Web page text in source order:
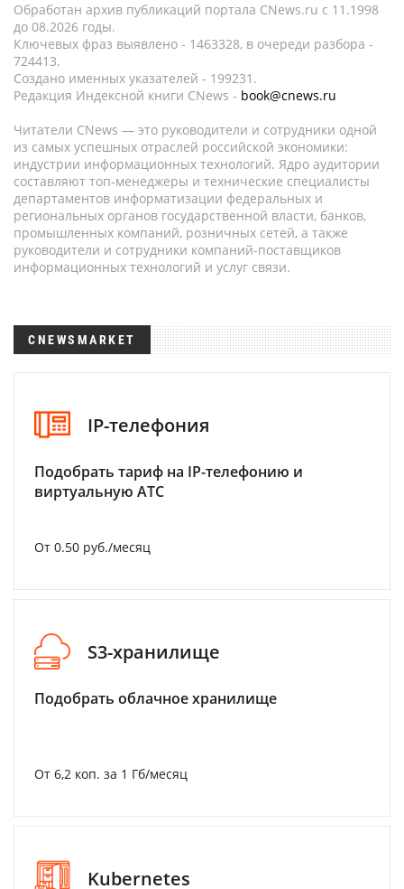
Обработан архив публикаций портала CNews.ru c 11.1998
до 08.2026 годы.
Ключевых фраз выявлено - 1463328, в очереди разбора -
724413.
Создано именных указателей - 199231.
Редакция Индексной книги CNews - book@cnews.ru
Читатели CNews — это руководители и сотрудники одной
из самых успешных отраслей российской экономики:
индустрии информационных технологий. Ядро аудитории
составляют топ-менеджеры и технические специалисты
департаментов информатизации федеральных и
региональных органов государственной власти, банков,
промышленных компаний, розничных сетей, а также
руководители и сотрудники компаний-поставщиков
информационных технологий и услуг связи.
CNEWSMARKET
IP-телефония
Подобрать тариф на IP-телефонию и
виртуальную АТС
От 0.50 руб./месяц
S3-хранилище
Подобрать облачное хранилище
От 6,2 коп. за 1 Гб/месяц
Kubernetes